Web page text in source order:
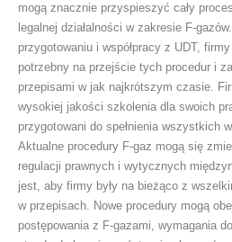
mogą znacznie przyspieszyć cały
legalnej działalności w zakresie F-
przygotowaniu i współpracy z UDT,
potrzebny na przejście tych procedur i
przepisami w jak najkrótszym czasie.
wysokiej jakości szkolenia dla swoich
przygotowani do spełnienia wszystkich
Aktualne procedury F-gaz mogą się
regulacji prawnych i wytycznych
jest, aby firmy były na bieżąco z
w przepisach. Nowe procedury mogą
postępowania z F-gazami, wymagania